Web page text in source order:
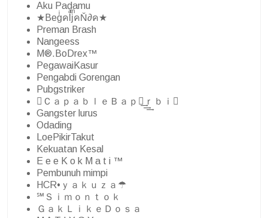
Aku Padamu
★BegͥคlͣjͫคŇ∂ค★
Preman Brash
Nangeess
M®.BoDrex™
PegawaiKasur
Pengabdi Gorengan
Pubgstriker
⑉ＣａｐａｂｌｅＢａｐｅ͢͢͢ｒｂｉ⑉
Gangster lurus
Odading
LoePikirTakut
Kekuatan Kesal
E e e K o k M a t i ™
Pembunuh mimpi
HCR•ｙａｋｕｚａ☂
℠Ｓｉｍｏｎｔｏｋ
ＧａｋＬｉｋｅＤｏｓａ